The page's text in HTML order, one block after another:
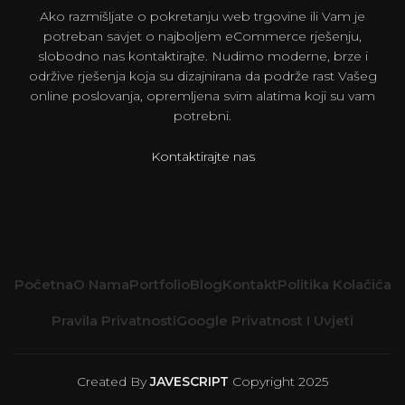
Ako razmišljate o pokretanju web trgovine ili Vam je
potreban savjet o najboljem eCommerce rješenju,
slobodno nas kontaktirajte. Nudimo moderne, brze i
održive rješenja koja su dizajnirana da podrže rast Vašeg
online poslovanja, opremljena svim alatima koji su vam
potrebni.
Kontaktirajte nas
PočetnaO NamaPortfolioBlogKontaktPolitika Kolačića
Pravila PrivatnostiGoogle Privatnost I Uvjeti
Created ByJAVESCRIPT Copyright 2025